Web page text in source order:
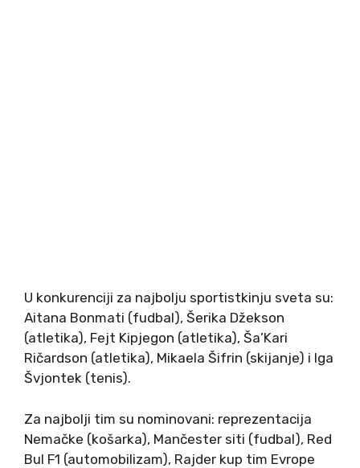
U konkurenciji za najbolju sportistkinju sveta su:
Aitana Bonmati (fudbal), Šerika Džekson
(atletika), Fejt Kipjegon (atletika), Ša’Kari
Ričardson (atletika), Mikaela Šifrin (skijanje) i Iga
Švjontek (tenis).
Za najbolji tim su nominovani: reprezentacija
Nemačke (košarka), Mančester siti (fudbal), Red
Bul F1 (automobilizam), Rajder kup tim Evrope